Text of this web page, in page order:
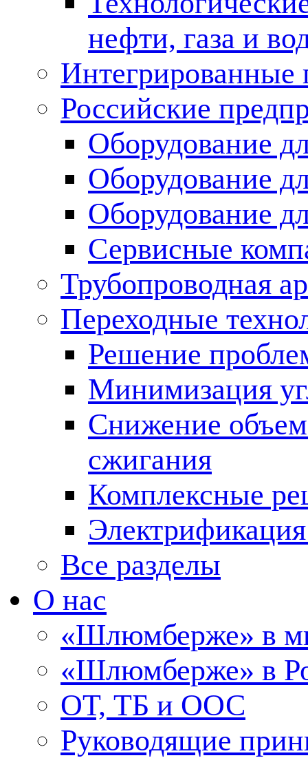
нефти, газа и
Российские
Оборудование
Оборудование
Оборудование
Сервисные
Трубопроводная
Переходные
Решение
Минимизация
Снижение
сжигания
Комплексные
Все разделы
О нас
«Шлюмберже» в
«Шлюмберже» в
ОТ, ТБ и ООС
Руководящие